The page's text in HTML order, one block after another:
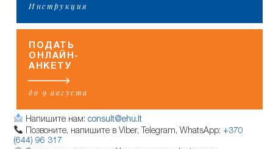
Инструкция
ПОДАТЬ
ОНЛАЙН-
АНКЕТУ
до 9 августа
Напишите нам: consult@ehu.lt
Позвоните, напишите в Viber, Telegram, WhatsApp: +370
(644) 96 317